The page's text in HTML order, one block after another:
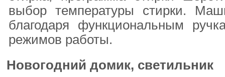
выбор температуры стирки.
благодаря функциональным
режимов работы.
Новогодний домик, светильник